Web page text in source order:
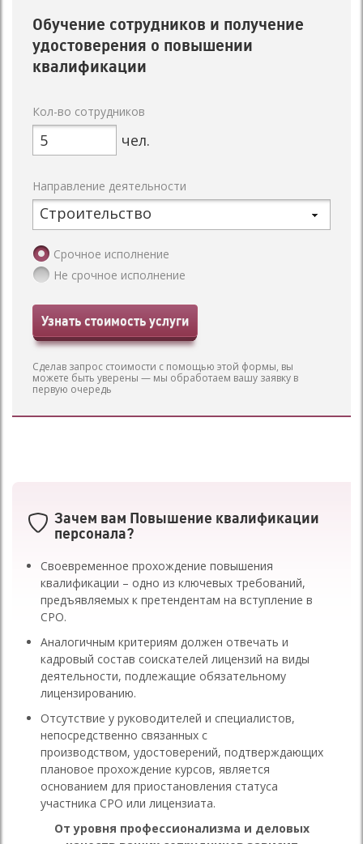
Обучение сотрудников и получение
удостоверения о повышении
квалификации
Кол-во сотрудников
чел.
Направление деятельности
Строительство
Срочное исполнение
Не срочное исполнение
Узнать стоимость услуги
Сделав запрос стоимости с помощью этой формы, вы
можете быть уверены — мы обработаем вашу заявку в
первую очередь
Зачем вам Повышение квалификации
персонала?
Своевременное прохождение повышения
квалификации – одно из ключевых требований,
предъявляемых к претендентам на вступление в
СРО.
Аналогичным критериям должен отвечать и
кадровый состав соискателей лицензий на виды
деятельности, подлежащие обязательному
лицензированию.
Отсутствие у руководителей и специалистов,
непосредственно связанных с
производством, удостоверений, подтверждающих
плановое прохождение курсов, является
основанием для приостановления статуса
участника СРО или лицензиата.
От уровня профессионализма и деловых